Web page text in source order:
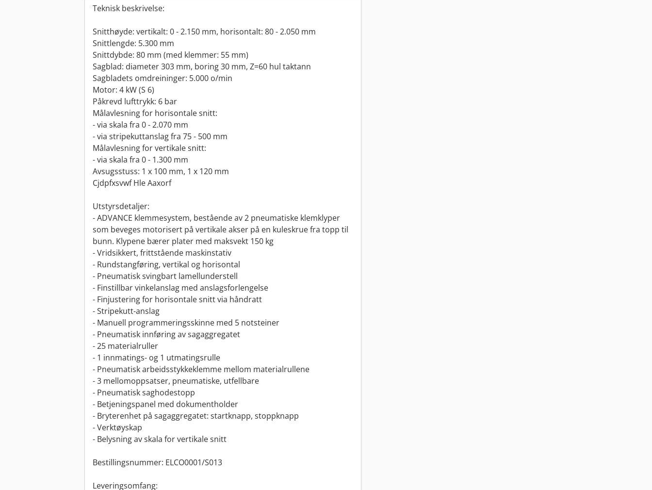
Teknisk beskrivelse:
Snitthøyde: vertikalt: 0 - 2.150 mm, horisontalt: 80 - 2.050 mm
Snittlengde: 5.300 mm
Snittdybde: 80 mm (med klemmer: 55 mm)
Sagblad: diameter 303 mm, boring 30 mm, Z=60 hul taktann
Sagbladets omdreininger: 5.000 o/min
Motor: 4 kW (S 6)
Påkrevd lufttrykk: 6 bar
Målavlesning for horisontale snitt:
- via skala fra 0 - 2.070 mm
- via stripekuttanslag fra 75 - 500 mm
Målavlesning for vertikale snitt:
- via skala fra 0 - 1.300 mm
Avsugsstuss: 1 x 100 mm, 1 x 120 mm
Cjdpfxsvwf Hle Aaxorf
Utstyrsdetaljer:
- ADVANCE klemmesystem, bestående av 2 pneumatiske klemklyper
som beveges motorisert på vertikale akser på en kuleskrue fra topp til
bunn. Klypene bærer plater med maksvekt 150 kg
- Vridsikkert, frittstående maskinstativ
- Rundstangføring, vertikal og horisontal
- Pneumatisk svingbart lamellunderstell
- Finstillbar vinkelanslag med anslagsforlengelse
- Finjustering for horisontale snitt via håndratt
- Stripekutt-anslag
- Manuell programmeringsskinne med 5 notsteiner
- Pneumatisk innføring av sagaggregatet
- 25 materialruller
- 1 innmatings- og 1 utmatingsrulle
- Pneumatisk arbeidsstykkeklemme mellom materialrullene
- 3 mellomoppsatser, pneumatiske, utfellbare
- Pneumatisk saghodestopp
- Betjeningspanel med dokumentholder
- Bryterenhet på sagaggregatet: startknapp, stoppknapp
- Verktøyskap
- Belysning av skala for vertikale snitt
Bestillingsnummer: ELCO0001/S013
Leveringsomfang: